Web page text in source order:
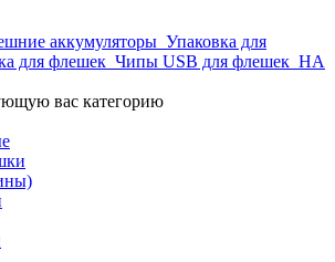
аккумуляторы Упаковка для
для флешек Чипы USB для флешек НА
вас категорию